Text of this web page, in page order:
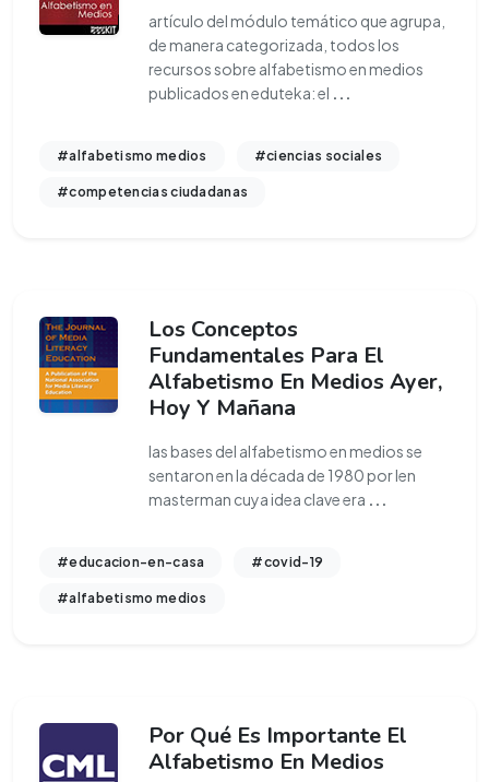
artículo del módulo temático que agrupa,
de manera categorizada, todos los
recursos sobre alfabetismo en medios
publicados en eduteka: el ...
#alfabetismo medios #ciencias sociales
#competencias ciudadanas
Los Conceptos
Fundamentales Para El
Alfabetismo En Medios Ayer,
Hoy Y Mañana
las bases del alfabetismo en medios se
sentaron en la década de 1980 por len
masterman cuya idea clave era ...
#educacion-en-casa #covid-19
#alfabetismo medios
Por Qué Es Importante El
Alfabetismo En Medios